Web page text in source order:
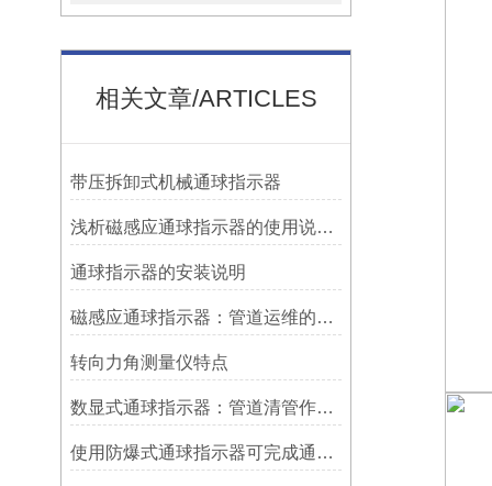
相关文章/ARTICLES
带压拆卸式机械通球指示器
浅析磁感应通球指示器的使用说明及特点
​通球指示器的安装说明
磁感应通球指示器：管道运维的隐形守护者
转向力角测量仪特点
数显式通球指示器：管道清管作业的智能监测关键设备
使用防爆式通球指示器可完成通球指示功能